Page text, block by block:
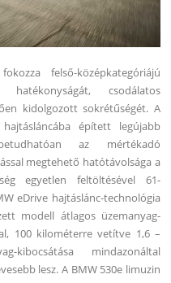
felső-középkategóriájú
csodálatos
kidolgozott sokrétűségét. A
épített legújabb
betudhatóan az mértékadó
megtehető hatótávolsága a
egyetlen feltöltésével 61-
eDrive hajtáslánc-technológia
modell átlagos üzemanyag-
100 kilométerre vetítve 1,6 –
kibocsátása mindazonáltal
lesz. A BMW 530e limuzin